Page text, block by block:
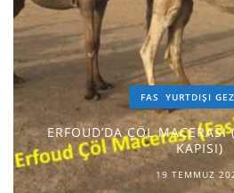
FAS YURTDIŞI
ERFOUD’DA ÇÖL
KAPISI)
19 TEMMUZ